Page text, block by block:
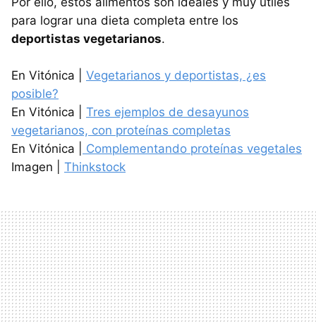
para lograr una dieta completa entre los
deportistas vegetarianos.
En Vitónica | Vegetarianos y deportistas, ¿es
posible?
En Vitónica | Tres ejemplos de desayunos
vegetarianos, con proteínas completas
En Vitónica |
Complementando proteínas vegetales
Imagen | Thinkstock